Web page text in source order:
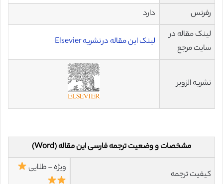
رفرنس
دارد
لینک مقاله در
سایت مرجع
لینک این مقاله در نشریه Elsevier
نشریه الزویر
مشخصات و وضعیت ترجمه فارسی این مقاله (Word)
کیفیت ترجمه
ویژه – طلایی